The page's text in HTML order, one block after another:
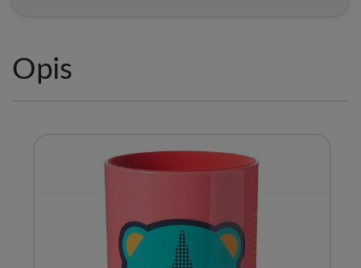
Opis